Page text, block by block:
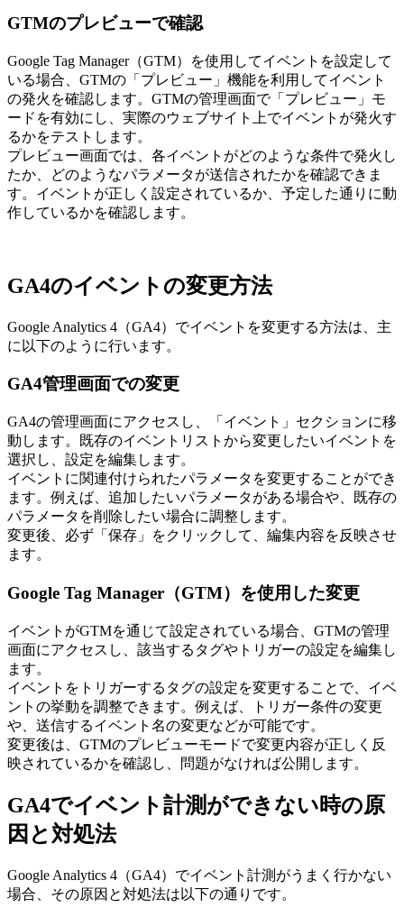
GTMのプレビューで確認
Google Tag Manager（GTM）を使用してイベントを設定して
いる場合、GTMの「プレビュー」機能を利用してイベント
の発火を確認します。GTMの管理画面で「プレビュー」モ
ードを有効にし、実際のウェブサイト上でイベントが発火す
るかをテストします。
プレビュー画面では、各イベントがどのような条件で発火し
たか、どのようなパラメータが送信されたかを確認できま
す。イベントが正しく設定されているか、予定した通りに動
作しているかを確認します。
GA4のイベントの変更方法
Google Analytics 4（GA4）でイベントを変更する方法は、主
に以下のように行います。
GA4管理画面での変更
GA4の管理画面にアクセスし、「イベント」セクションに移
動します。既存のイベントリストから変更したいイベントを
選択し、設定を編集します。
イベントに関連付けられたパラメータを変更することができ
ます。例えば、追加したいパラメータがある場合や、既存の
パラメータを削除したい場合に調整します。
変更後、必ず「保存」をクリックして、編集内容を反映させ
ます。
Google Tag Manager（GTM）を使用した変更
イベントがGTMを通じて設定されている場合、GTMの管理
画面にアクセスし、該当するタグやトリガーの設定を編集し
ます。
イベントをトリガーするタグの設定を変更することで、イベ
ントの挙動を調整できます。例えば、トリガー条件の変更
や、送信するイベント名の変更などが可能です。
変更後は、GTMのプレビューモードで変更内容が正しく反
映されているかを確認し、問題がなければ公開します。
GA4でイベント計測ができない時の原
因と対処法
Google Analytics 4（GA4）でイベント計測がうまく行かない
場合、その原因と対処法は以下の通りです。